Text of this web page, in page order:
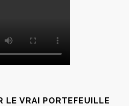
LE VRAI PORTEFEUILLE